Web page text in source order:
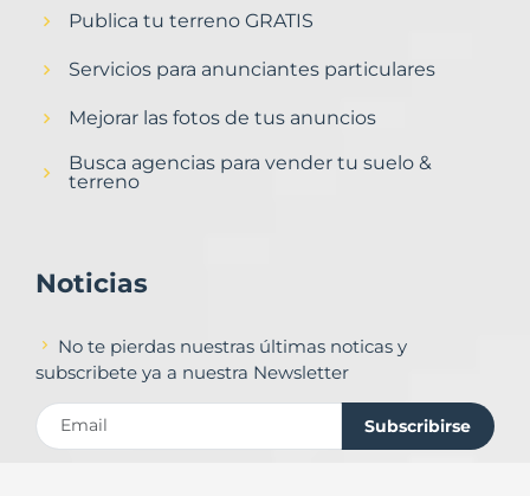
Publica tu terreno GRATIS
Servicios para anunciantes particulares
Mejorar las fotos de tus anuncios
Busca agencias para vender tu suelo &
terreno
Noticias
No te pierdas nuestras últimas noticas y
subscribete ya a nuestra Newsletter
Subscribirse